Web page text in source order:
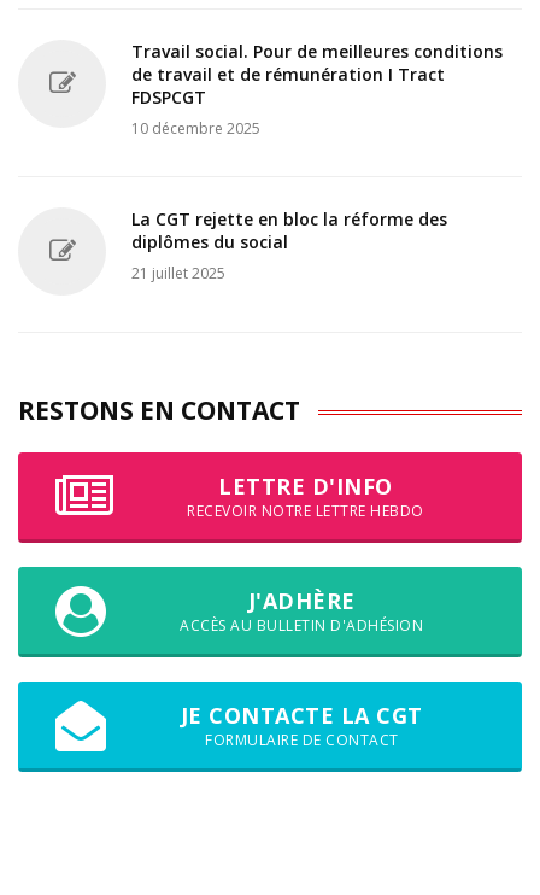
Travail social. Pour de meilleures conditions
de travail et de rémunération I Tract
FDSPCGT
10 décembre 2025
La CGT rejette en bloc la réforme des
diplômes du social
21 juillet 2025
RESTONS EN CONTACT
LETTRE D'INFO
RECEVOIR NOTRE LETTRE HEBDO
J'ADHÈRE
ACCÈS AU BULLETIN D'ADHÉSION
JE CONTACTE LA CGT
FORMULAIRE DE CONTACT